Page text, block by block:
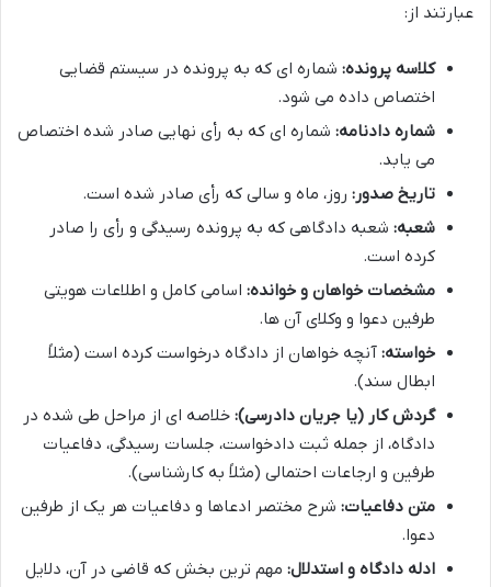
عبارتند از:
کلاسه پرونده: شماره ای که به پرونده در سیستم قضایی
اختصاص داده می شود.
شماره دادنامه: شماره ای که به رأی نهایی صادر شده اختصاص
می یابد.
تاریخ صدور: روز، ماه و سالی که رأی صادر شده است.
شعبه: شعبه دادگاهی که به پرونده رسیدگی و رأی را صادر
کرده است.
مشخصات خواهان و خوانده: اسامی کامل و اطلاعات هویتی
طرفین دعوا و وکلای آن ها.
خواسته: آنچه خواهان از دادگاه درخواست کرده است (مثلاً
ابطال سند).
گردش کار (یا جریان دادرسی): خلاصه ای از مراحل طی شده در
دادگاه، از جمله ثبت دادخواست، جلسات رسیدگی، دفاعیات
طرفین و ارجاعات احتمالی (مثلاً به کارشناسی).
متن دفاعیات: شرح مختصر ادعاها و دفاعیات هر یک از طرفین
دعوا.
ادله دادگاه و استدلال: مهم ترین بخش که قاضی در آن، دلایل